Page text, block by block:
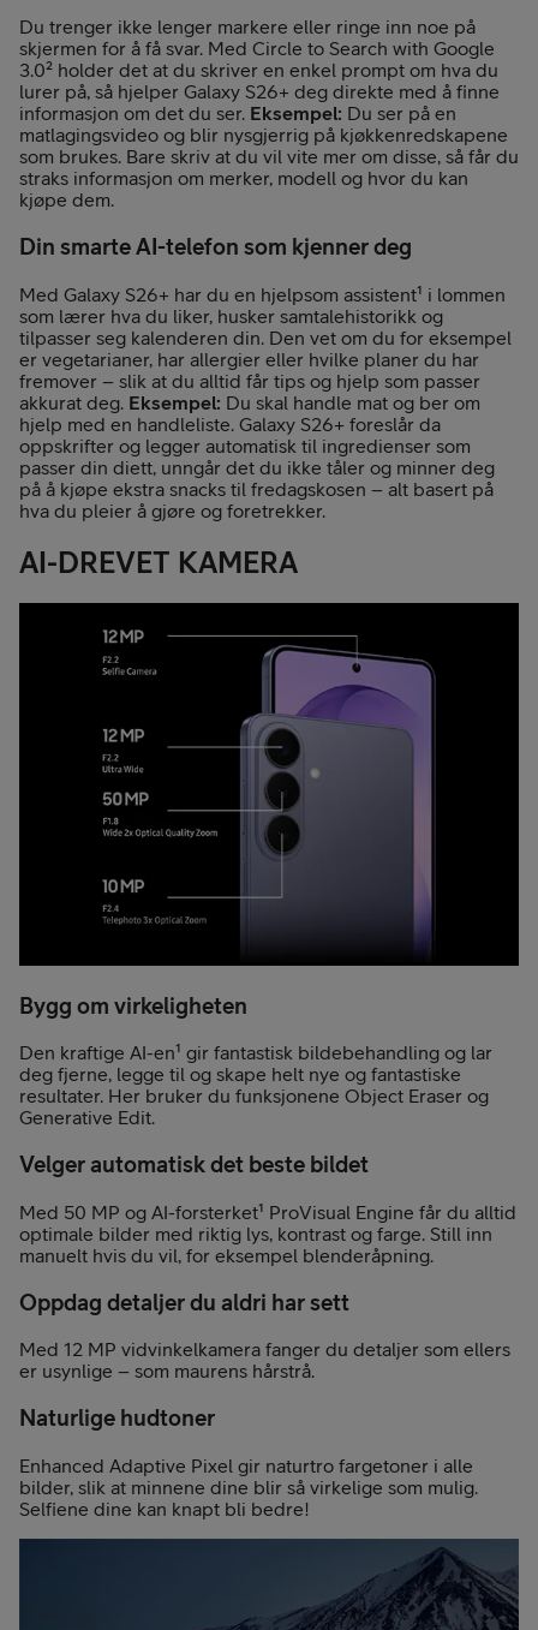
Du trenger ikke lenger markere eller ringe inn noe på
skjermen for å få svar. Med Circle to Search with Google
3.0² holder det at du skriver en enkel prompt om hva du
lurer på, så hjelper Galaxy S26+ deg direkte med å finne
informasjon om det du ser. Eksempel: Du ser på en
matlagingsvideo og blir nysgjerrig på kjøkkenredskapene
som brukes. Bare skriv at du vil vite mer om disse, så får du
straks informasjon om merker, modell og hvor du kan
kjøpe dem.
Din smarte AI-telefon som kjenner deg
Med Galaxy S26+ har du en hjelpsom assistent¹ i lommen
som lærer hva du liker, husker samtalehistorikk og
tilpasser seg kalenderen din. Den vet om du for eksempel
er vegetarianer, har allergier eller hvilke planer du har
fremover – slik at du alltid får tips og hjelp som passer
akkurat deg. Eksempel: Du skal handle mat og ber om
hjelp med en handleliste. Galaxy S26+ foreslår da
oppskrifter og legger automatisk til ingredienser som
passer din diett, unngår det du ikke tåler og minner deg
på å kjøpe ekstra snacks til fredagskosen – alt basert på
hva du pleier å gjøre og foretrekker.
AI-DREVET KAMERA
Bygg om virkeligheten
Den kraftige AI-en¹ gir fantastisk bildebehandling og lar
deg fjerne, legge til og skape helt nye og fantastiske
resultater. Her bruker du funksjonene Object Eraser og
Generative Edit.
Velger automatisk det beste bildet
Med 50 MP og AI-forsterket¹ ProVisual Engine får du alltid
optimale bilder med riktig lys, kontrast og farge. Still inn
manuelt hvis du vil, for eksempel blenderåpning.
Oppdag detaljer du aldri har sett
Med 12 MP vidvinkelkamera fanger du detaljer som ellers
er usynlige – som maurens hårstrå.
Naturlige hudtoner
Enhanced Adaptive Pixel gir naturtro fargetoner i alle
bilder, slik at minnene dine blir så virkelige som mulig.
Selfiene dine kan knapt bli bedre!